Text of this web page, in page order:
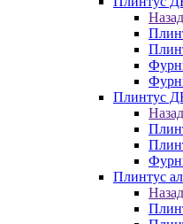
Назад
Плинтус
Назад
Плинтус
Назад